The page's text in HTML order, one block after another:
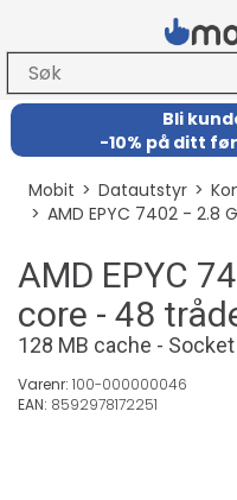
Bli
-10% på ditt
Mobit>Datautstyr>
>AMD EPYC 7402 -
AMD EPYC
core - 48
128 MB cache - Socket
Varenr: 100-000000046
EAN: 8592978172251